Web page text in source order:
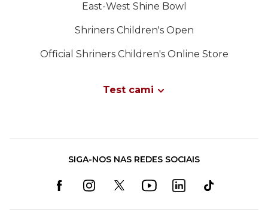
East-West Shine Bowl
Shriners Children's Open
Official Shriners Children's Online Store
Test cami
SIGA-NOS NAS REDES SOCIAIS